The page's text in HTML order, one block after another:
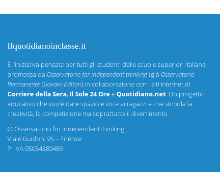
Ilquotidianoinclasse.it
È l’iniziativa pensata per tutti gli studenti delle scuole superiori italiane
promossa da Osservatorio for independent thinking(già Osservatorio
Permanente Giovani-Editori) in collaborazione con i siti internet di
Corriere della Sera, Il Sole 24 OreeQuotidiano.net. Un progetto
educativo che vuole dare spazio e voce ai ragazzi e che stimola la
creatività, la competizione ma soprattutto il divertimento.
©Osservatorio for independent thinking
Viale Guidoni 95 – Firenze
P. IVA 05054380489